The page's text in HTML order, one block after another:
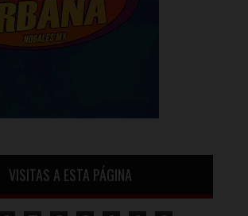
VISITAS A ESTA PÁGINA